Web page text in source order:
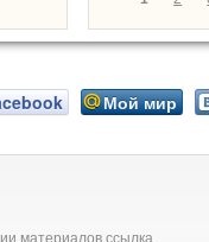
Мой мир